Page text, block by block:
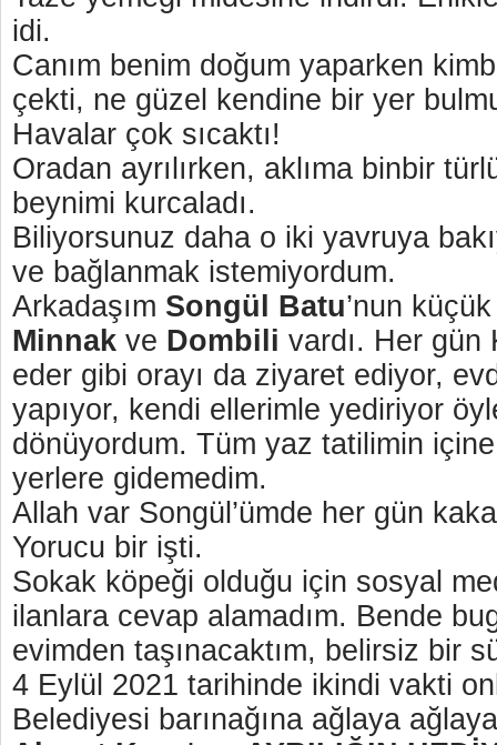
idi.
Canım benim doğum yaparken
çekti, ne güzel kendine bir yer
Havalar çok sıcaktı!
Oradan ayrılırken, aklıma binbir
beynimi kurcaladı.
Biliyorsunuz daha o iki yavruya
ve bağlanmak istemiyordum.
Arkadaşım Songül Batu’nun
Minnak ve Dombili vardı. Her gün
eder gibi orayı da ziyaret ediyor,
yapıyor, kendi ellerimle yediriyor
dönüyordum. Tüm yaz tatilimin
yerlere gidemedim.
Allah var Songül’ümde her gün
Yorucu bir işti.
Sokak köpeği olduğu için sosyal
ilanlara cevap alamadım. Bende
evimden taşınacaktım, belirsiz bir
4 Eylül 2021 tarihinde ikindi vakti
Belediyesi barınağına ağlaya